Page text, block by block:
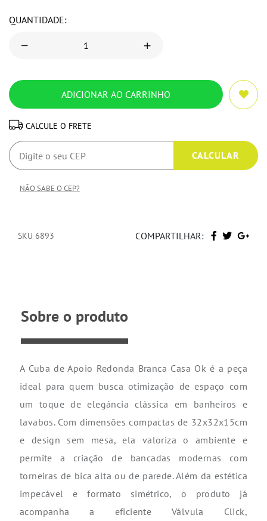
QUANTIDADE:
CALCULE O FRETE
NÃO SABE O CEP?
SKU 6893 COMPARTILHAR:
Sobre o produto
A Cuba de Apoio Redonda Branca Casa Ok é a peça
ideal para quem busca otimização de espaço com
um toque de elegância clássica em banheiros e
lavabos. Com dimensões compactas de 32x32x15cm
e design sem mesa, ela valoriza o ambiente e
permite a criação de bancadas modernas com
torneiras de bica alta ou de parede. Além da estética
impecável e formato simétrico, o produto já
acompanha a eficiente Válvula Click,